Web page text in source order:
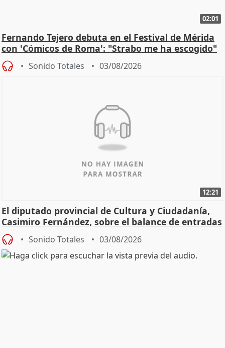
02:01
Fernando Tejero debuta en el Festival de Mérida
con 'Cómicos de Roma': "Strabo me ha escogido"
Sonido Totales 03/08/2026
12:21
El diputado provincial de Cultura y Ciudadanía,
Casimiro Fernández, sobre el balance de entradas
Sonido Totales 03/08/2026